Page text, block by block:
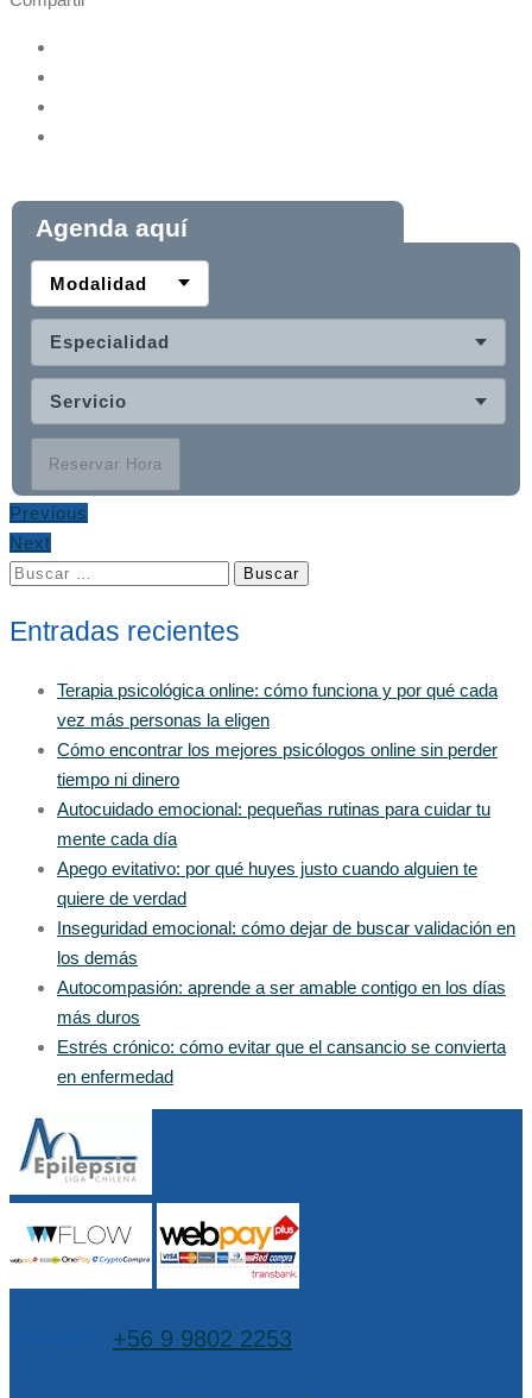
Agenda aquí
Modalidad
Especialidad
Servicio
Reservar Hora
Previous
Next
Buscar:
Entradas recientes
Terapia psicológica online: cómo funciona y por qué cada
vez más personas la eligen
Cómo encontrar los mejores psicólogos online sin perder
tiempo ni dinero
Autocuidado emocional: pequeñas rutinas para cuidar tu
mente cada día
Apego evitativo: por qué huyes justo cuando alguien te
quiere de verdad
Inseguridad emocional: cómo dejar de buscar validación en
los demás
Autocompasión: aprende a ser amable contigo en los días
más duros
Estrés crónico: cómo evitar que el cansancio se convierta
en enfermedad
+56 9 9802 2253